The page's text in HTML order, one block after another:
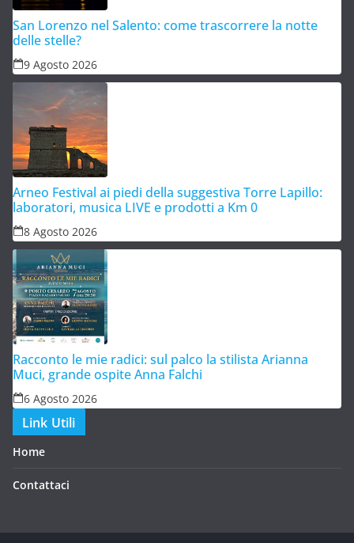
San Lorenzo nel Salento: come trascorrere la notte
delle stelle?
9 Agosto 2026
Arneo Festival ai piedi della suggestiva Torre Lapillo:
laboratori, musica LIVE e prodotti a Km 0
8 Agosto 2026
Racconto le mie radici: sul palco la stilista Arianna
Muci, grande ospite Anna Falchi
6 Agosto 2026
Link Utili
Home
Contattaci